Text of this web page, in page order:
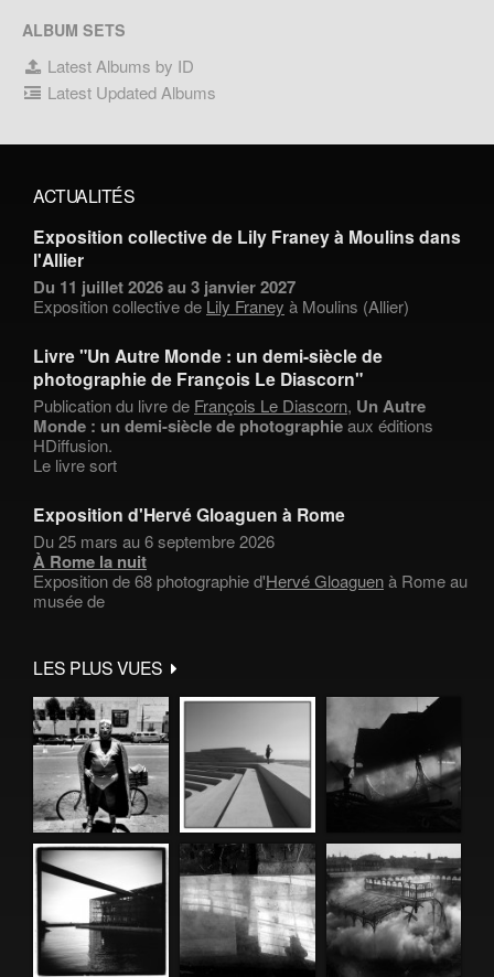
ALBUM SETS
Latest Albums by ID
Latest Updated Albums
ACTUALITÉS
Exposition collective de Lily Franey à Moulins dans
l'Allier
Du 11 juillet 2026 au 3 janvier 2027
Exposition collective de Lily Franey à Moulins (Allier)
Livre "Un Autre Monde : un demi-siècle de
photographie de François Le Diascorn"
Publication du livre de François Le Diascorn, Un Autre
Monde : un demi-siècle de photographieaux éditions
HDiffusion.
Le livre sort
Exposition d'Hervé Gloaguen à Rome
Du 25 mars au 6 septembre 2026
À Rome la nuit
Exposition de 68 photographie d'Hervé Gloaguenà Rome au
musée de
LES PLUS VUES